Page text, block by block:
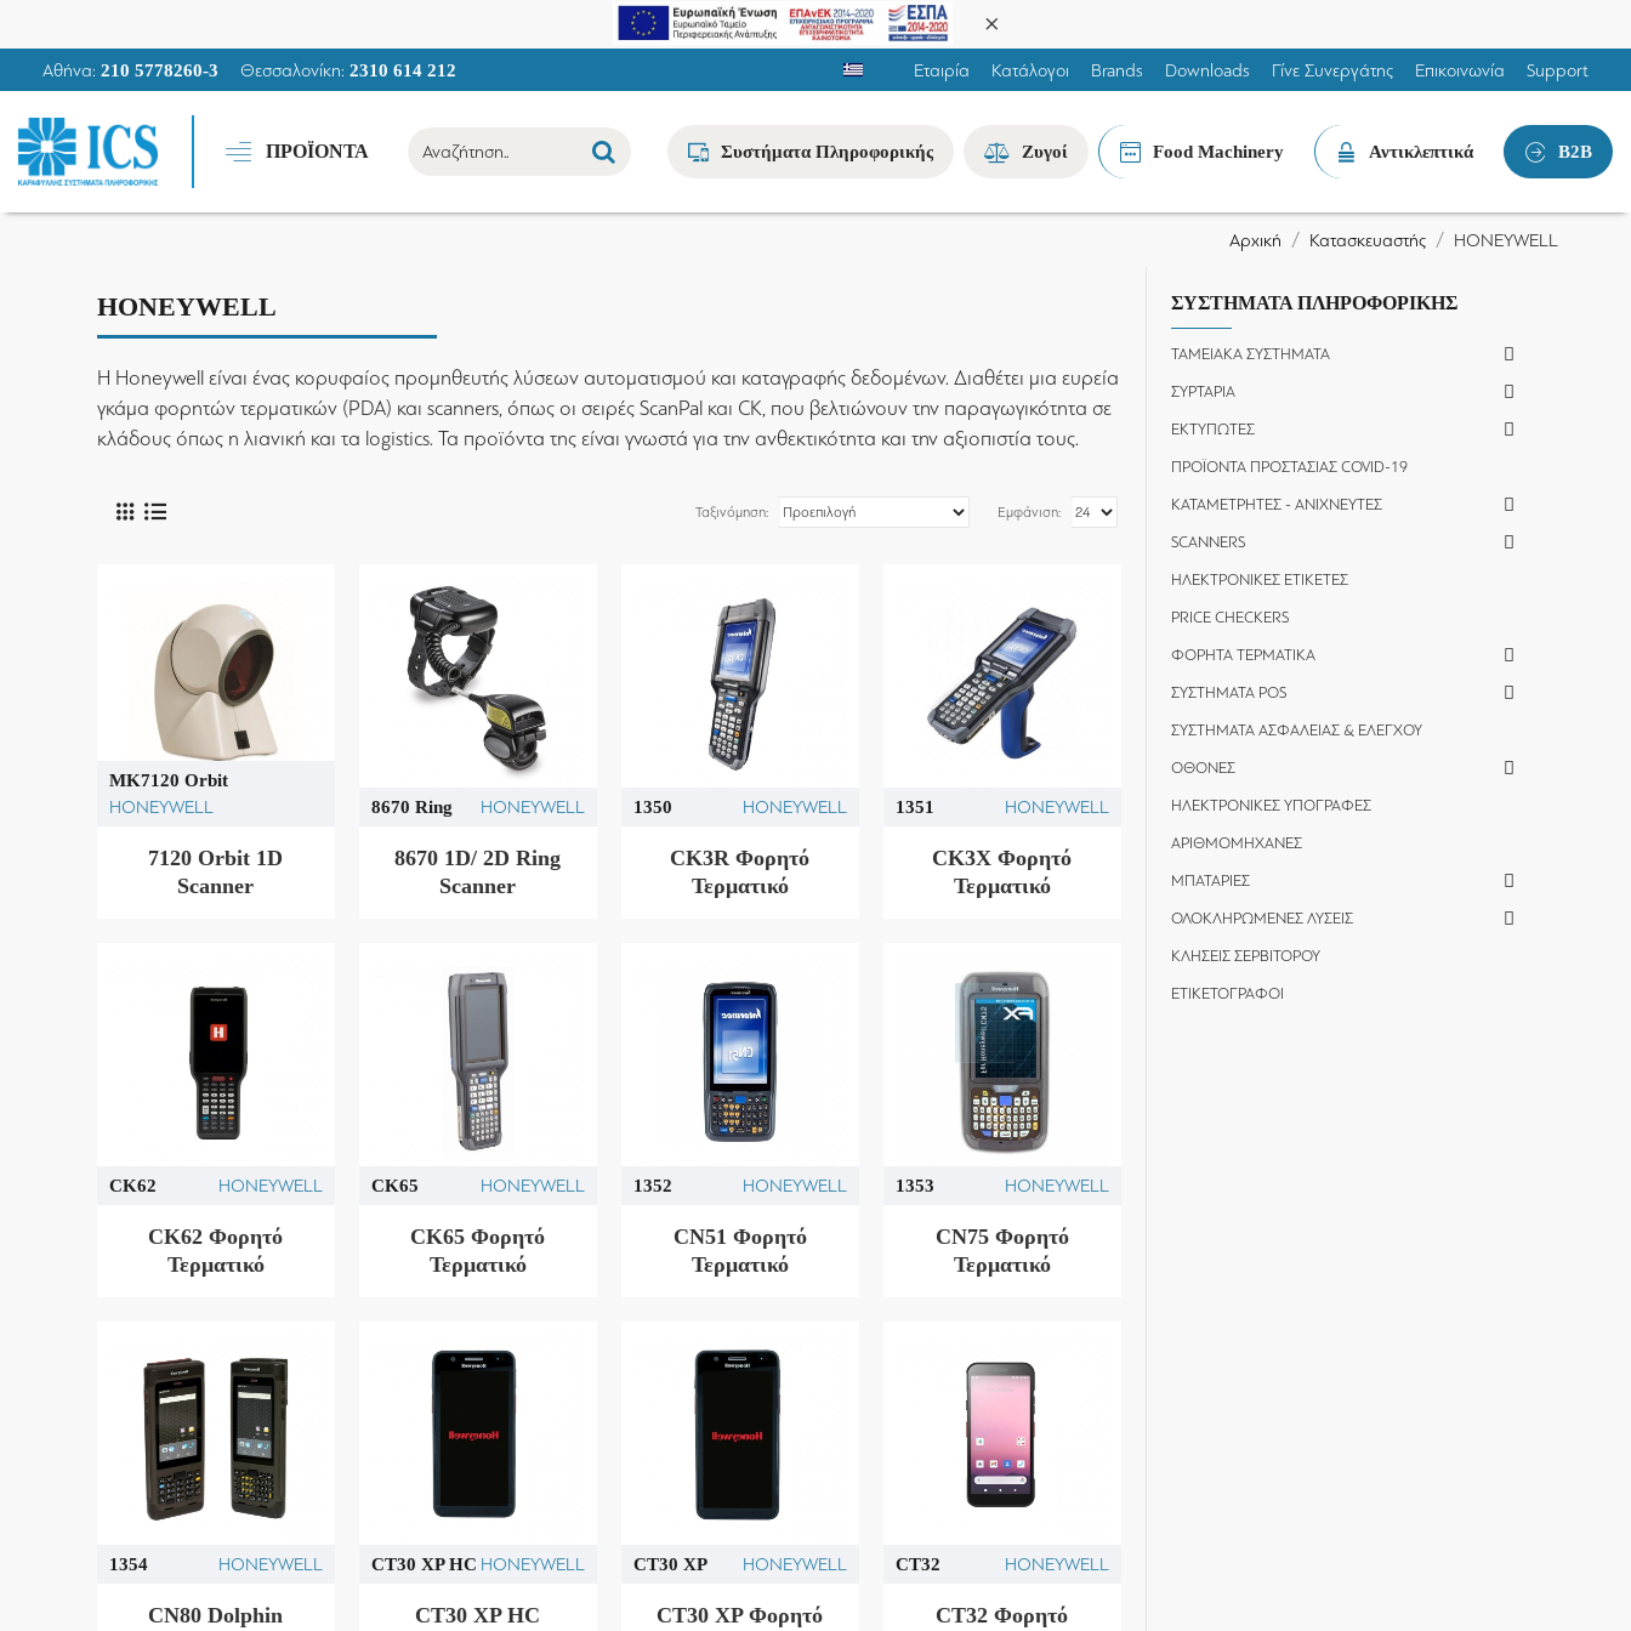
Αθήνα: 210 5778260-3 Θεσσαλονίκη: 2310 614 212 Εταιρία Κατάλογοι Brands Downloads Γίνε Συνεργάτης Επικοινωνία Support
ΠΡΟΪΟΝΤΑ Συστήματα Πληροφορικής Ζυγοί Food Machinery Αντικλεπτικά B2B
Αρχική Κατασκευαστής HONEYWELL
HONEYWELL
Η Honeywell είναι ένας κορυφαίος προμηθευτής λύσεων αυτοματισμού και καταγραφής δεδομένων. Διαθέτει μια ευρεία
γκάμα φορητών τερματικών (PDA) και scanners, όπως οι σειρές ScanPal και CK, που βελτιώνουν την παραγωγικότητα σε
κλάδους όπως η λιανική και τα logistics. Τα προϊόντα της είναι γνωστά για την ανθεκτικότητα και την αξιοπιστία τους.
Ταξινόμηση: Εμφάνιση:
MK7120 Orbit
HONEYWELL
7120 Orbit 1D
Scanner
8670 Ring HONEYWELL
8670 1D/ 2D Ring
Scanner
1350 HONEYWELL
CK3R Φορητό
Τερματικό
1351 HONEYWELL
CK3X Φορητό
Τερματικό
CK62 HONEYWELL
CK62 Φορητό
Τερματικό
CK65 HONEYWELL
CK65 Φορητό
Τερματικό
1352 HONEYWELL
CN51 Φορητό
Τερματικό
1353 HONEYWELL
CN75 Φορητό
Τερματικό
1354 HONEYWELL
CN80 Dolphin
CT30 XP HC HONEYWELL
CT30 XP HC
CT30 XP HONEYWELL
CT30 XP Φορητό
CT32 HONEYWELL
CT32 Φορητό
ΣΥΣΤΗΜΑΤΑ ΠΛΗΡΟΦΟΡΙΚΗΣ
ΤΑΜΕΙΑΚΑ ΣΥΣΤΗΜΑΤΑ
ΣΥΡΤΑΡΙΑ
ΕΚΤΥΠΩΤΕΣ
ΠΡΟΪΟΝΤΑ ΠΡΟΣΤΑΣΙΑΣ COVID-19
ΚΑΤΑΜΕΤΡΗΤΕΣ - ΑΝΙΧΝΕΥΤΕΣ
SCANNERS
ΗΛΕΚΤΡΟΝΙΚΕΣ ΕΤΙΚΕΤΕΣ
PRICE CHECKERS
ΦΟΡΗΤΑ ΤΕΡΜΑΤΙΚΑ
ΣΥΣΤΗΜΑΤΑ POS
ΣΥΣΤΗΜΑΤΑ ΑΣΦΑΛΕΙΑΣ & ΕΛΕΓΧΟΥ
ΟΘΟΝΕΣ
ΗΛΕΚΤΡΟΝΙΚΕΣ ΥΠΟΓΡΑΦΕΣ
ΑΡΙΘΜΟΜΗΧΑΝΕΣ
ΜΠΑΤΑΡΙΕΣ
ΟΛΟΚΛΗΡΩΜΕΝΕΣ ΛΥΣΕΙΣ
ΚΛΗΣΕΙΣ ΣΕΡΒΙΤΟΡΟΥ
ΕΤΙΚΕΤΟΓΡΑΦΟΙ